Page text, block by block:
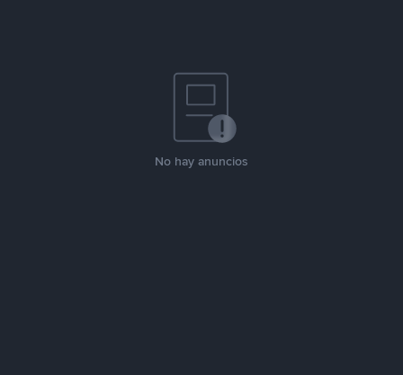
No hay anuncios